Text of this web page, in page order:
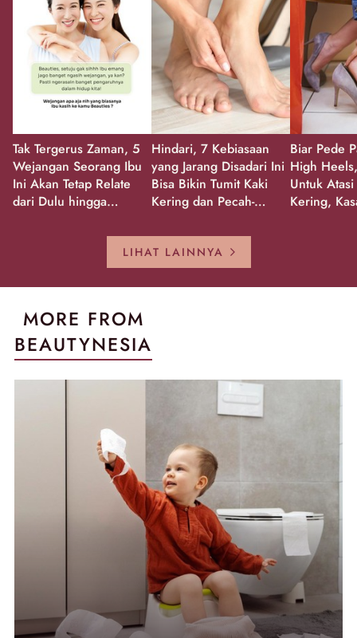
Tak Tergerus Zaman, 5
Wejangan Seorang Ibu
Ini Akan Tetap Relate
dari Dulu hingga
Hindari, 7 Kebiasaan
yang Jarang Disadari Ini
Bisa Bikin Tumit Kaki
Kering dan Pecah-
Biar Pede
High
Untuk
Kering,
LIHAT LAINNYA
MORE FROM
BEAUTYNESIA